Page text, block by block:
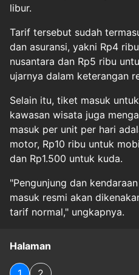
libur.
Tarif tersebut sudah
dan asuransi, yakni Rp4
nusantara dan Rp5 ribu
ujarnya dalam keterangan
Selain itu, tiket masuk
kawasan wisata juga
masuk per unit per hari
motor, Rp10 ribu untuk
dan Rp1.500 untuk kuda.
"Pengunjung dan
masuk resmi akan
tarif normal," ungkapnya.
Halaman